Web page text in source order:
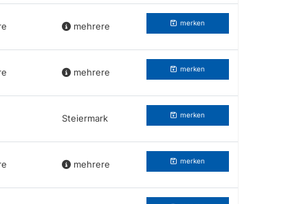
mehrere merken
mehrere merken
Steiermark merken
mehrere merken